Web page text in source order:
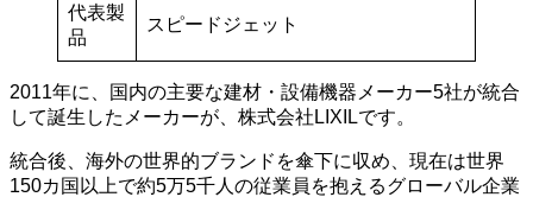
代表製
品
スピードジェット
2011年に、国内の主要な建材・設備機器メーカー5社が統合
して誕生したメーカーが、株式会社LIXILです。
統合後、海外の世界的ブランドを傘下に収め、現在は世界
150カ国以上で約5万5千人の従業員を抱えるグローバル企業